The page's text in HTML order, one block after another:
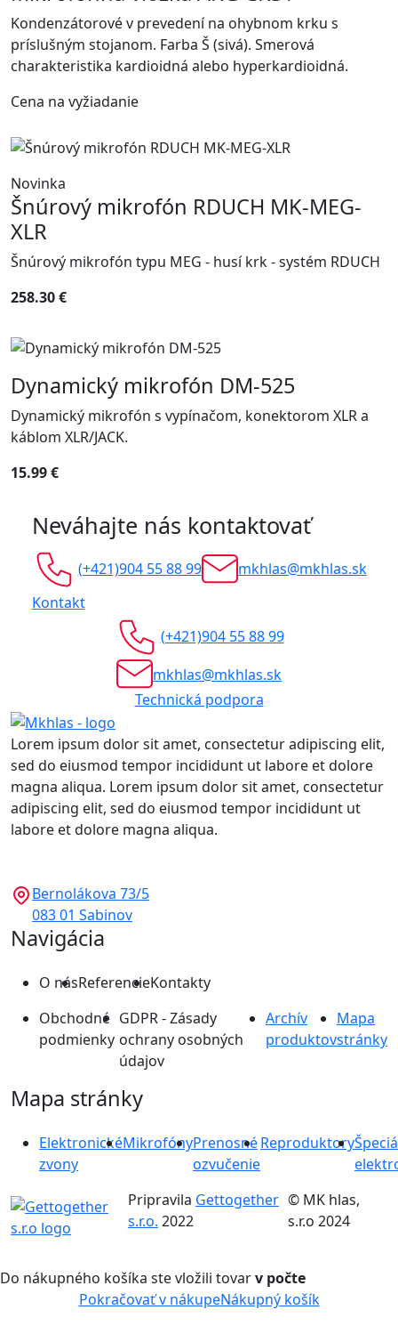
Kondenzátorové v prevedení na ohybnom krku s
príslušným stojanom. Farba Š (sivá). Smerová
charakteristika kardioidná alebo hyperkardioidná.
Cena na vyžiadanie
Novinka
Šnúrový mikrofón RDUCH MK-MEG-
XLR
Šnúrový mikrofón typu MEG - husí krk - systém RDUCH
258.30 €
Dynamický mikrofón DM-525
Dynamický mikrofón s vypínačom, konektorom XLR a
káblom XLR/JACK.
15.99 €
Neváhajte nás kontaktovať
(+421)904 55 88 99
mkhlas@mkhlas.sk
Kontakt
(+421)904 55 88 99
mkhlas@mkhlas.sk
Technická podpora
Lorem ipsum dolor sit amet, consectetur adipiscing elit,
sed do eiusmod tempor incididunt ut labore et dolore
magna aliqua. Lorem ipsum dolor sit amet, consectetur
adipiscing elit, sed do eiusmod tempor incididunt ut
labore et dolore magna aliqua.
Bernolákova 73/5
083 01 Sabinov
Navigácia
O násReferencieKontakty
Obchodné
podmienky
GDPR - Zásady
ochrany osobných
údajov
Archív
produktov
Mapa
stránky
Mapa stránky
Elektronické
zvony
MikrofónyPrenosné
ozvučenie
Reproduktory
Pripravila Gettogether
s.r.o. 2022
© MK hlas,
s.r.o 2024
Do nákupného košíka ste vložili tovarv počte
Pokračovať v nákupeNákupný košík